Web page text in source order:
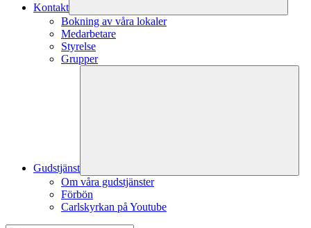
Kontakt
Bokning av våra lokaler
Medarbetare
Styrelse
Grupper
Gudstjänst
Om våra gudstjänster
Förbön
Carlskyrkan på Youtube